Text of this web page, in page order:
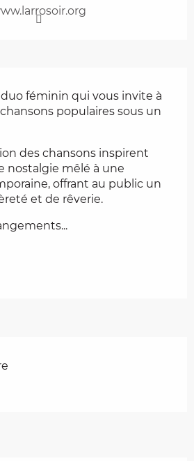
féminin qui vous invite à
populaires sous un
des chansons inspirent
nostalgie mêlé à une
offrant au public un
et de rêverie.